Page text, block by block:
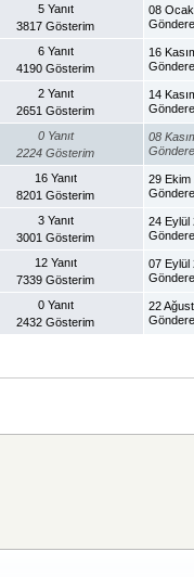
5 Yanıt
3817 Gösterim
08
6 Yanıt
4190 Gösterim
16
2 Yanıt
2651 Gösterim
14
0 Yanıt
2224 Gösterim
08
16 Yanıt
8201 Gösterim
29 Ekim
3 Yanıt
3001 Gösterim
24 Eylül
12 Yanıt
7339 Gösterim
07 Eylül
0 Yanıt
2432 Gösterim
22